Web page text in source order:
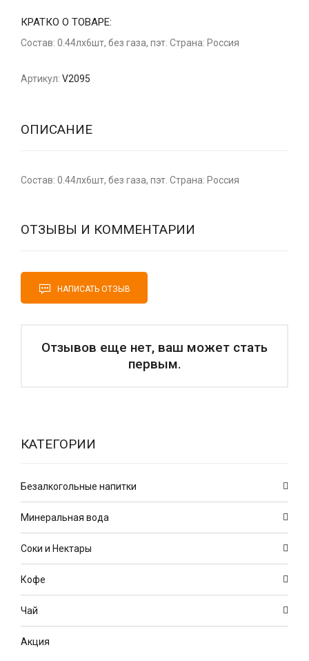
КРАТКО О ТОВАРЕ:
Состав: 0.44лх6шт, без газа, пэт. Страна: Россия
Артикул: V2095
ОПИСАНИЕ
Состав: 0.44лх6шт, без газа, пэт. Страна: Россия
ОТЗЫВЫ И КОММЕНТАРИИ
НАПИСАТЬ ОТЗЫВ
Отзывов еще нет, ваш может стать
первым.
КАТЕГОРИИ
Безалкогольные напитки
Минеральная вода
Соки и Нектары
Кофе
Чай
Акция